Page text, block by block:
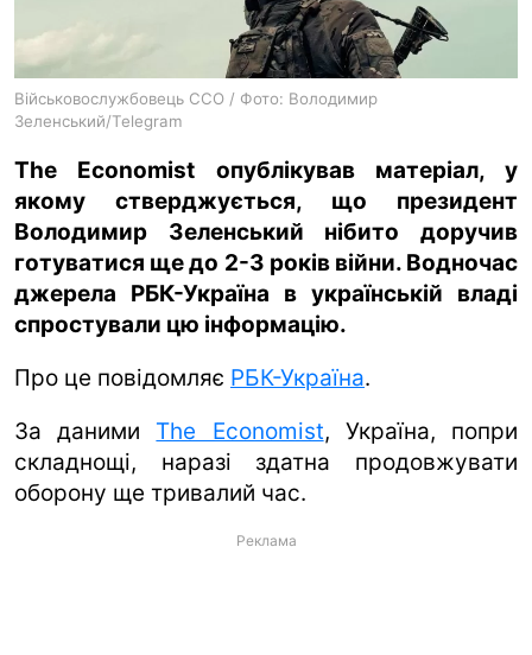
Військовослужбовець ССО / Фото: Володимир
Зеленський/Telegram
The Economist опублікував матеріал, у
якому стверджується, що президент
Володимир Зеленський нібито доручив
готуватися ще до 2-3 років війни. Водночас
джерела РБК-Україна в українській владі
спростували цю інформацію.
Про це повідомляє РБК-Україна.
За даними The Economist, Україна, попри
складнощі, наразі здатна продовжувати
оборону ще тривалий час.
Реклама